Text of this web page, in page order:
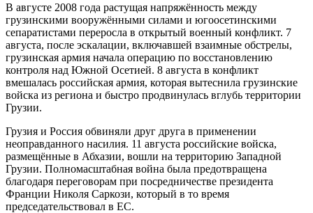
В августе 2008 года растущая напряжённость между
грузинскими вооружёнными силами и югоосетинскими
сепаратистами переросла в открытый военный конфликт. 7
августа, после эскалации, включавшей взаимные обстрелы,
грузинская армия начала операцию по восстановлению
контроля над Южной Осетией. 8 августа в конфликт
вмешалась российская армия, которая вытеснила грузинские
войска из региона и быстро продвинулась вглубь территории
Грузии.
Грузия и Россия обвиняли друг друга в применении
неоправданного насилия. 11 августа российские войска,
размещённые в Абхазии, вошли на территорию Западной
Грузии. Полномасштабная война была предотвращена
благодаря переговорам при посредничестве президента
Франции Николя Саркози, который в то время
председательствовал в ЕС.